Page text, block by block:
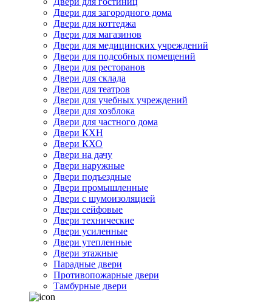
Двери для загородного дома
Двери для коттеджа
Двери для магазинов
Двери для медицинских учреждений
Двери для подсобных помещений
Двери для ресторанов
Двери для склада
Двери для театров
Двери для учебных учреждений
Двери для хозблока
Двери для частного дома
Двери КХН
Двери КХО
Двери на дачу
Двери наружные
Двери подъездные
Двери промышленные
Двери с шумоизоляцией
Двери сейфовые
Двери технические
Двери усиленные
Двери утепленные
Двери этажные
Парадные двери
Противопожарные двери
Тамбурные двери